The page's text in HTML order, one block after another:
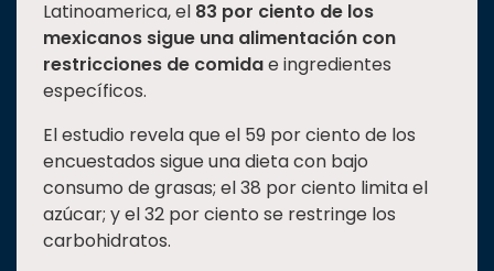
Latinoamerica, el 83 por ciento de los
mexicanos sigue una alimentación con
restricciones de comidae ingredientes
específicos.
El estudio revela que el 59 por ciento de los
encuestados sigue una dieta con bajo
consumo de grasas; el 38 por ciento limita el
azúcar; y el 32 por ciento se restringe los
carbohidratos.